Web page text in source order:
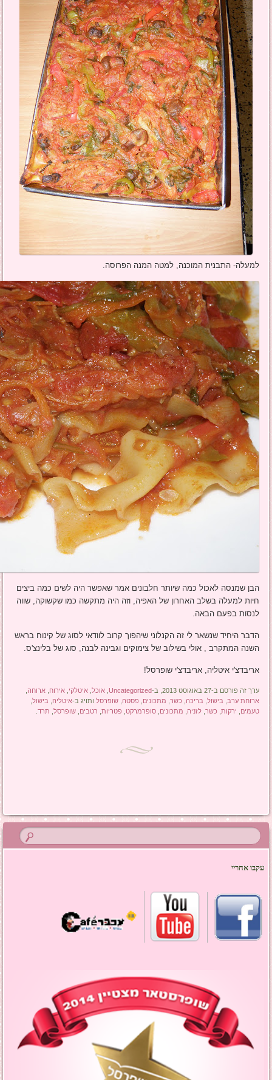
למעלה- התבנית המוכנה, למטה המנה הפרוסה.
הבן שמנסה לאכול כמה שיותר חלבונים אמר שאפשר היה לשים כמה ביצים
חיות למעלה בשלב האחרון של האפיה, וזה היה מתקשה כמו שקשוקה, שווה
לנסות בפעם הבאה.
הדבר היחיד שנשאר לי זה הקנלוני שיהפוך קרוב לוודאי לסוג של קינוח בראש
השנה המתקרב , אולי בשילוב של צימוקים וגבינה לבנה, סוג של בלינצ'ס.
אריבדצ'י איטליה, אריבדצ'י שופרסל!
ערך זה פורסם ב-27 באוגוסט 2013, ב- Uncategorized
,אוכל ,איטלקי ,אירוח ,ארוחה
ארוחת ערב בישול בריכה כשר מתכונים פסטה ,שופרסל ותויג ב-איטליה בישול
טעמים
ירקות כשר ,לזניה מתכונים ,סופרמרקט פטריות רטבים ,שופרסל תרד
עקבו אחריי